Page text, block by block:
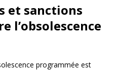
et sanctions
l’obsolescence
programmée est